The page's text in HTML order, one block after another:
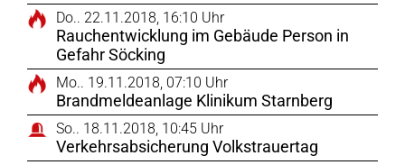
Do.. 22.11.2018, 16:10 Uhr
Rauchentwicklung im Gebäude Person in
Gefahr Söcking
Mo.. 19.11.2018, 07:10 Uhr
Brandmeldeanlage Klinikum Starnberg
So.. 18.11.2018, 10:45 Uhr
Verkehrsabsicherung Volkstrauertag